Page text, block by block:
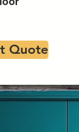
Quote